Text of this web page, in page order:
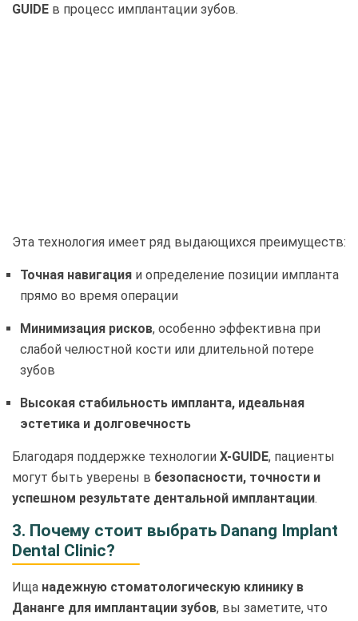
GUIDE в процесс имплантации зубов.
Эта технология имеет ряд выдающихся преимуществ:
Точная навигация и определение позиции импланта
прямо во время операции
Минимизация рисков, особенно эффективна при
слабой челюстной кости или длительной потере
зубов
Высокая стабильность импланта, идеальная
эстетика и долговечность
Благодаря поддержке технологии X-GUIDE, пациенты
могут быть уверены в безопасности, точности и
успешном результате дентальной имплантации.
3. Почему стоит выбрать Danang Implant
Dental Clinic?
Ища надежную стоматологическую клинику в
Дананге для имплантации зубов, вы заметите, что